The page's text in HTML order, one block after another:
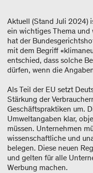
Aktuell (Stand Juli 2024)
ein wichtiges Thema
hat der
mit dem Begriff
entschied, dass solche
dürfen, wenn die
Als Teil der EU setzt
Stärkung der
Geschäftspraktiken um.
Umweltangaben klar,
müssen. Unternehmen
wissenschaftliche und
belegen. Diese neuen
und gelten für alle
Werbung machen.